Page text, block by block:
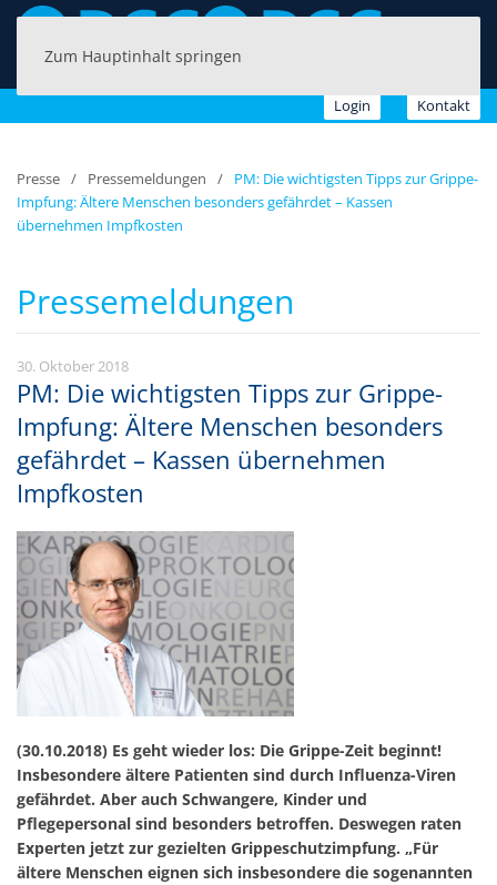
Zum Hauptinhalt springen
Login Kontakt
Presse Pressemeldungen
PM: Die wichtigsten Tipps zur Grippe-
Impfung: Ältere Menschen besonders gefährdet – Kassen
übernehmen Impfkosten
Pressemeldungen
30. Oktober 2018
PM: Die wichtigsten Tipps zur Grippe-
Impfung: Ältere Menschen besonders
gefährdet – Kassen übernehmen
Impfkosten
(30.10.2018) Es geht wieder los: Die Grippe-Zeit beginnt!
Insbesondere ältere Patienten sind durch Influenza-Viren
gefährdet. Aber auch Schwangere, Kinder und
Pflegepersonal sind besonders betroffen. Deswegen raten
Experten jetzt zur gezielten Grippeschutzimpfung. „Für
ältere Menschen eignen sich insbesondere die sogenannten